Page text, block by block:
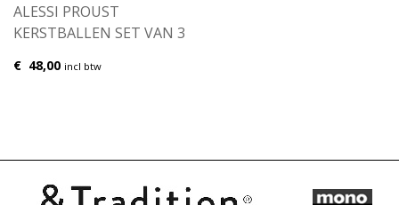
ALESSI PROUST
KERSTBALLEN SET VAN 3
€ 48,00 incl btw